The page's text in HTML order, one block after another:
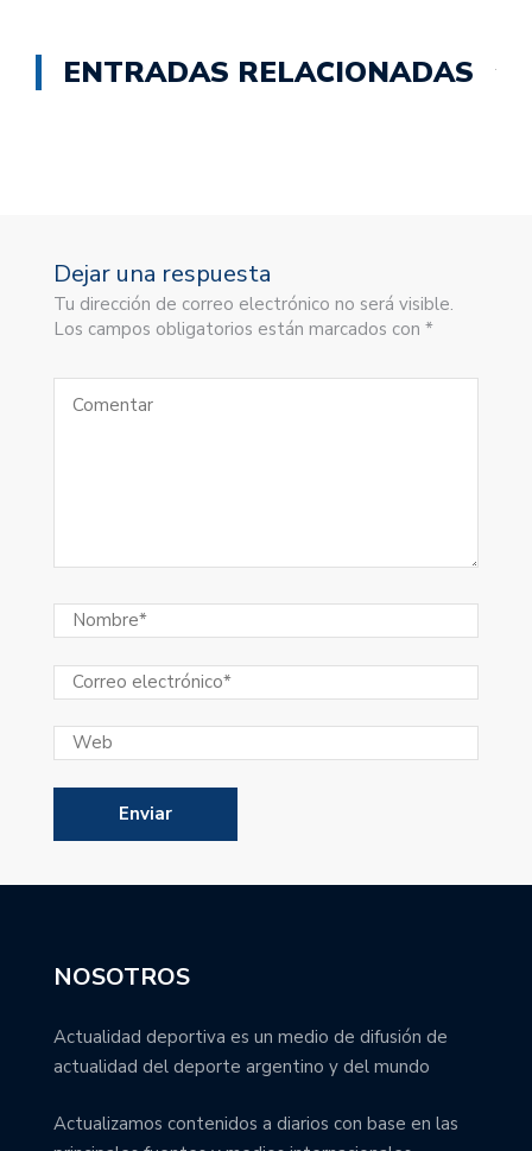
ENTRADAS RELACIONADAS
Dejar una respuesta
Tu dirección de correo electrónico no será visible.
Los campos obligatorios están marcados con *
NOSOTROS
Actualidad deportiva es un medio de difusión de
actualidad del deporte argentino y del mundo
Actualizamos contenidos a diarios con base en las